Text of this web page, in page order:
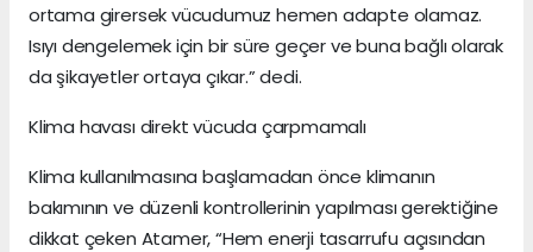
ortama girersek vücudumuz hemen adapte olamaz.
Isıyı dengelemek için bir süre geçer ve buna bağlı olarak
da şikayetler ortaya çıkar.” dedi.
Klima havası direkt vücuda çarpmamalı
Klima kullanılmasına başlamadan önce klimanın
bakımının ve düzenli kontrollerinin yapılması gerektiğine
dikkat çeken Atamer, “Hem enerji tasarrufu açısından